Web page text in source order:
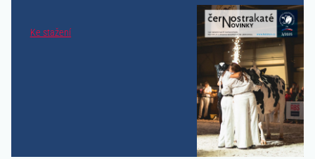
Ke stažení